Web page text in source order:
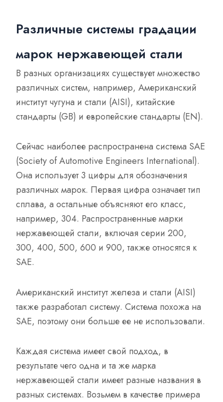
Различные системы градации
марок нержавеющей стали
В разных организациях существует множество
различных систем, например, Американский
институт чугуна и стали (AISI), китайские
стандарты (GB) и европейские стандарты (EN).
Сейчас наиболее распространена система SAE
(Society of Automotive Engineers International).
Она использует 3 цифры для обозначения
различных марок. Первая цифра означает тип
сплава, а остальные объясняют его класс,
например, 304. Распространенные марки
нержавеющей стали, включая серии 200,
300, 400, 500, 600 и 900, также относятся к
SAE.
Американский институт железа и стали (AISI)
также разработал систему. Система похожа на
SAE, поэтому они больше ее не использовали.
Каждая система имеет свой подход, в
результате чего одна и та же марка
нержавеющей стали имеет разные названия в
разных системах. Возьмем в качестве примера